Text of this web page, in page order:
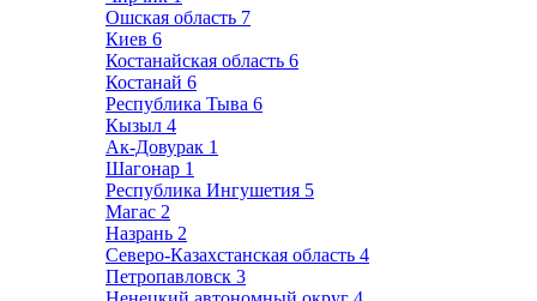
Ошская область 7
Киев 6
Костанайская область 6
Костанай 6
Республика Тыва 6
Кызыл 4
Ак-Довурак 1
Шагонар 1
Республика Ингушетия 5
Магас 2
Назрань 2
Северо-Казахстанская область 4
Петропавловск 3